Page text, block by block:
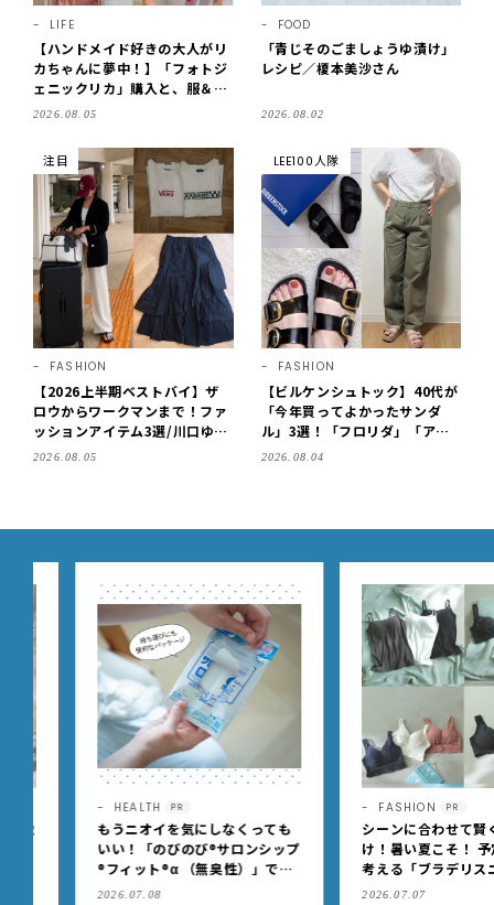
LIFE
【ハンドメイド好きの大人がリ
カちゃんに夢中！】「フォトジ
ェニックリカ」購入と、服＆ク
ローゼットの手づくり実例をご
2026.08.05
FOOD
「青じそのごましょうゆ漬け」
レシピ／榎本美沙さん
2026.08.02
注目
FASHION
【2026上半期ベストバイ】ザ
ロウからワークマンまで！ファ
ッションアイテム3選/川口ゆか
り
2026.08.05
LEE100人隊
FASHION
【ビルケンシュトック】40代が
「今年買ってよかったサンダ
ル」3選！「フロリダ」「アリ
ゾナ」の履き心地＆サイズ選び
2026.08.04
HEALTH PR
もうニオイを気にしなくっても
いい！「のびのび®サロンシップ
®フィット®α （無臭性）」で、
肩こりや足腰のダルさを出先で
2026.07.08
FASHION PR
シーンに合わせて賢く使い
け！暑い夏こそ！ 予定あ
考える「ブラデリスニュー
ク」の快適ブラジャー
2026.07.07